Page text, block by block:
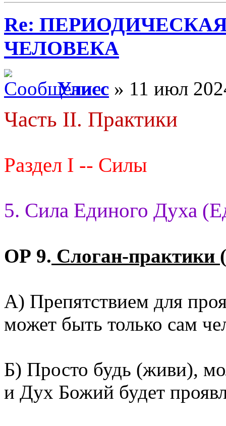
Re:
ЧЕЛОВЕКА
Улисс » 11 июл
Часть II. Практики
Раздел I -- Силы
5. Сила Единого Духа
ОР 9. Слоган-практики
А) Препятствием для
может быть только сам
Б) Просто будь (живи),
и Дух Божий будет